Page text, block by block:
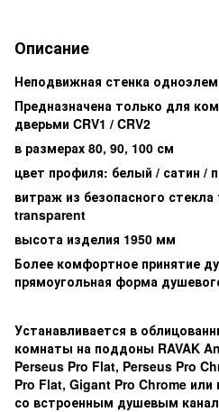
Описание
Неподвижная стенка
Предназначена только для
дверьми CRV1 / CRV2
в размерах 80, 90, 100 см
цвет профиля: белый / сатин /
витраж из безопасного
transparent
высота изделия 1950 мм
Более комфортное принятие
прямоугольная форма
Устанавливается в
комнаты на поддоны RAVAK
Perseus Pro Flat, Perseus Pro
Pro Flat, Gigant Pro Chrome или
со встроенным душевым